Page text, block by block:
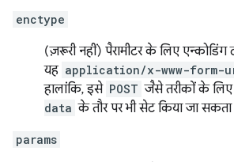
enctype
(ज़रूरी नहीं) पैरामीटर के लिए
यह application/x-www-form-
हालांकि, इसे POST जैसे तरीकों के लिए
data के तौर पर भी सेट किया जा सकता
params